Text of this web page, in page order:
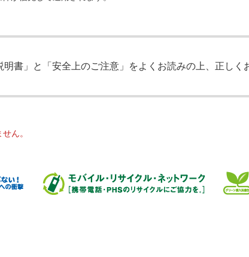
書」と「安全上のご注意」をよくお読みの上、正しく
ん。